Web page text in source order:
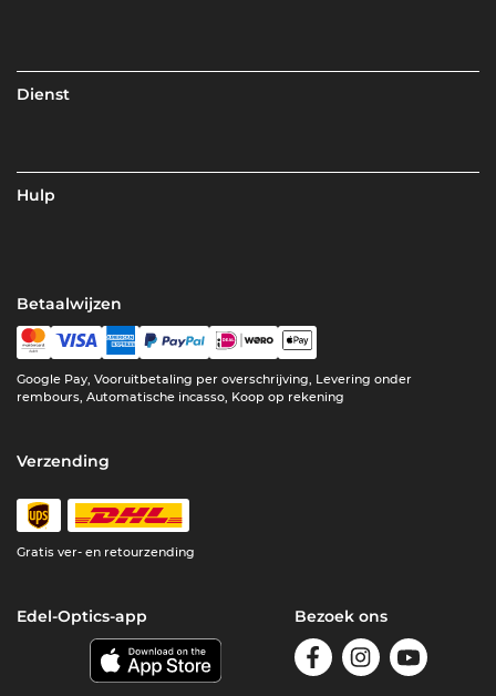
Dienst
Hulp
Betaalwijzen
Google Pay, Vooruitbetaling per overschrijving, Levering onder
rembours, Automatische incasso, Koop op rekening
Verzending
Gratis ver- en retourzending
Edel-Optics-app Bezoek ons